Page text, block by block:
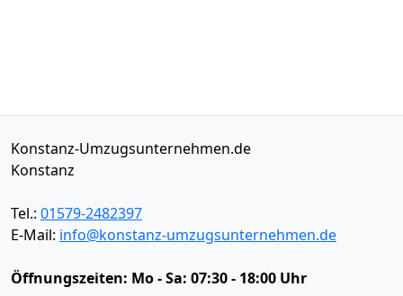
Konstanz-Umzugsunternehmen.de
Konstanz
Tel.: 01579-2482397
E-Mail: info@konstanz-umzugsunternehmen.de
Öffnungszeiten: Mo - Sa: 07:30 - 18:00 Uhr